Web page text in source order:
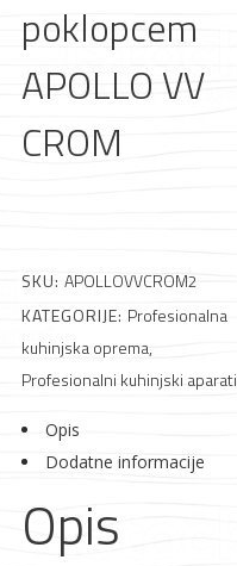
Metalna
galanterija
Elektromaterijal
poklopcem
APOLLO VV
CROM
SKU: APOLLOVVCROM2
KATEGORIJE: Profesionalna
kuhinjska oprema,
Profesionalni kuhinjski aparati
Opis
Dodatne informacije
Opis